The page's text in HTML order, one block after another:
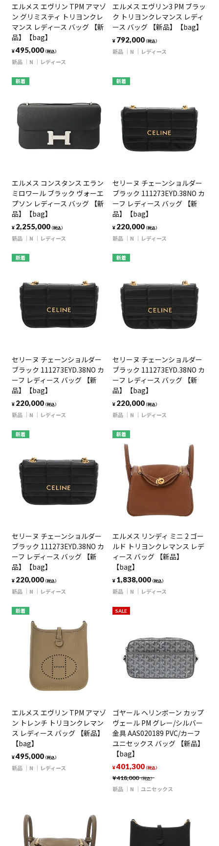
エルメス エヴリン TPM アマゾ
ン グリミスティ トリヨンクレ
マンス レディース バッグ 【新
品】【bag】
¥495,000（税込）
新品 N レディース
エルメス エヴリン3 PM ブラッ
ク トリヨンクレマンス レディ
ース バッグ 【新品】【bag】
¥ 792,000（税込）
新品 N レディース
新着
エルメス コンスタンス エラン
ミロワール ブラック ヴォーエ
プソン レディース バッグ 【新
品】【bag】
¥ 2,255,000（税込）
新品 N レディース
新着
セリーヌ チェーンショルダー
ブラック 111273EYD.38NO カ
ーフ レディース バッグ 【新
品】【bag】
¥ 220,000（税込）
新品 N レディース
新着
セリーヌ チェーンショルダー
ブラック 111273EYD.38NO カ
ーフ レディース バッグ 【新
品】【bag】
¥ 220,000（税込）
新品 N レディース
新着
セリーヌ チェーンショルダー
ブラック 111273EYD.38NO カ
ーフ レディース バッグ 【新
品】【bag】
¥ 220,000（税込）
新品 N レディース
新着
セリーヌ チェーンショルダー
ブラック 111273EYD.38NO カ
ーフ レディース バッグ 【新
品】【bag】
¥ 220,000（税込）
新品 N レディース
新着
エルメス リンディ ミニ 2 ゴー
ルド トリヨンクレマンス レデ
ィース バッグ 【新品】
【bag】
¥ 1,838,000（税込）
新品 N レディース
新着
エルメス エヴリン TPM アマゾ
ン トレンチ トリヨンクレマン
ス レディース バッグ 【新品】
【bag】
¥495,000（税込）
新品 N レディース
SALE
ゴヤール ヘリンボーン カップ
ヴェール PM グレー/シルバー
金具 AAS020189 PVC/カーフ
ユニセックス バッグ 【新品】
【bag】
¥418,000（税込）
¥401,300（税込）
新品 N ユニセックス